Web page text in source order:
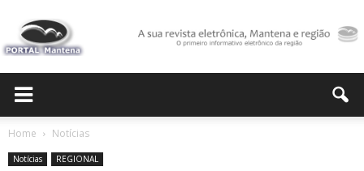
Home Notícias
Notícias REGIONAL